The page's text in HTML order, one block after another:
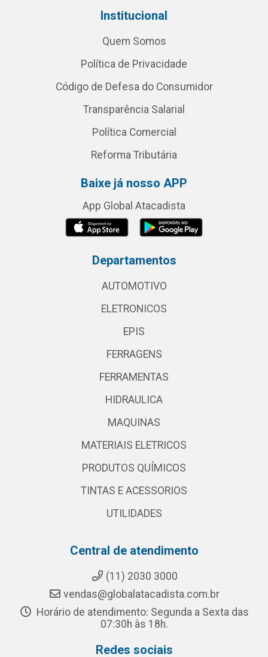
Institucional
Quem Somos
Política de Privacidade
Código de Defesa do Consumidor
Transparência Salarial
Política Comercial
Reforma Tributária
Baixe já nosso APP
App Global Atacadista
Departamentos
AUTOMOTIVO
ELETRONICOS
EPIS
FERRAGENS
FERRAMENTAS
HIDRAULICA
MAQUINAS
MATERIAIS ELETRICOS
PRODUTOS QUÍMICOS
TINTAS E ACESSORIOS
UTILIDADES
Central de atendimento
(11) 2030 3000
vendas@globalatacadista.com.br
Horário de atendimento: Segunda a Sexta das
07:30h às 18h.
Redes sociais